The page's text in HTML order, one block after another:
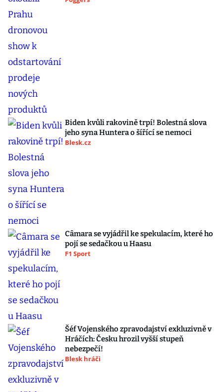
Biden kvůli rakovině trpí! Bolestná slova
jeho syna Huntera o šířící se nemoci
Blesk.cz
Câmara se vyjádřil ke spekulacím, které ho
pojí se sedačkou u Haasu
F1 Sport
Šéf Vojenského zpravodajství exkluzivně v
Hráčích: Česku hrozil vyšší stupeň
nebezpečí!
Blesk hráči